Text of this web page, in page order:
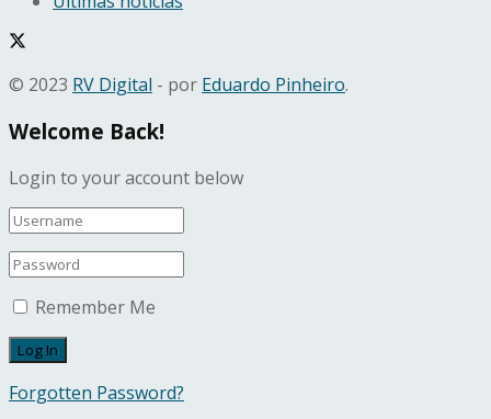
© 2023 RV Digital - por Eduardo Pinheiro.
Welcome Back!
Login to your account below
Remember Me
Forgotten Password?